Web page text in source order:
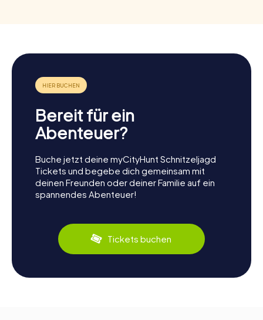
Bereit für ein
Abenteuer?
Buche jetzt deine myCityHunt Schnitzeljagd
Tickets und begebe dich gemeinsam mit
deinen Freunden oder deiner Familie auf ein
spannendes Abenteuer!
Tickets buchen